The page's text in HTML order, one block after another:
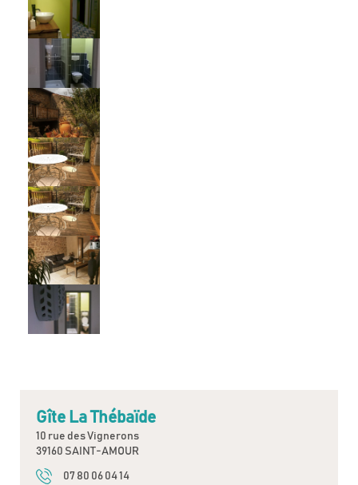
Gîte La Thébaïde
10 rue des Vignerons
39160 SAINT-AMOUR
07 80 06 04 14